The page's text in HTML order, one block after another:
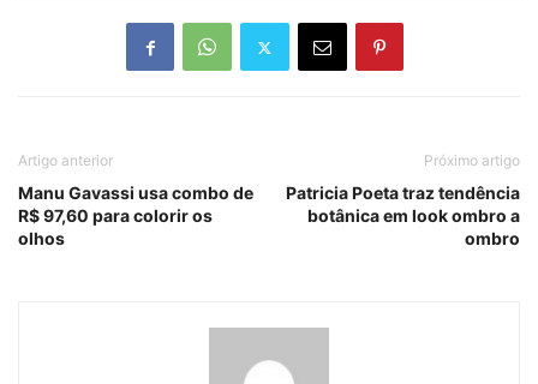
Artigo anterior
Manu Gavassi usa combo de
R$ 97,60 para colorir os
olhos
Próximo artigo
Patricia Poeta traz tendência
botânica em look ombro a
ombro